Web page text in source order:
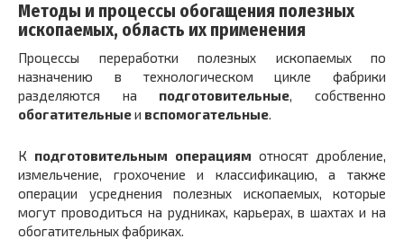
Методы и процессы обогащения полезных
ископаемых, область их применения
Процессы переработки полезных ископаемых по
назначению в технологическом цикле фабрики
разделяются на подготовительные, собственно
обогатительныеи вспомогательные.
К подготовительным операциям относят дробление,
измельчение, грохочение и классификацию, а также
операции усреднения полезных ископаемых, которые
могут проводиться на рудниках, карьерах, в шахтах и на
обогатительных фабриках.